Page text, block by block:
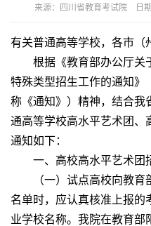
来源：四川省教育考试院 日
有关普通高等学校，各市（
根据《教育部办公厅关
特殊类型招生工作的通知》
称《通知》）精神，结合我
通高等学校高水平艺术团、
通知如下：
一、高校高水平艺术团
（一）试点高校向教
名单时，应认真核准上报的
业学校名称。我院在教育部